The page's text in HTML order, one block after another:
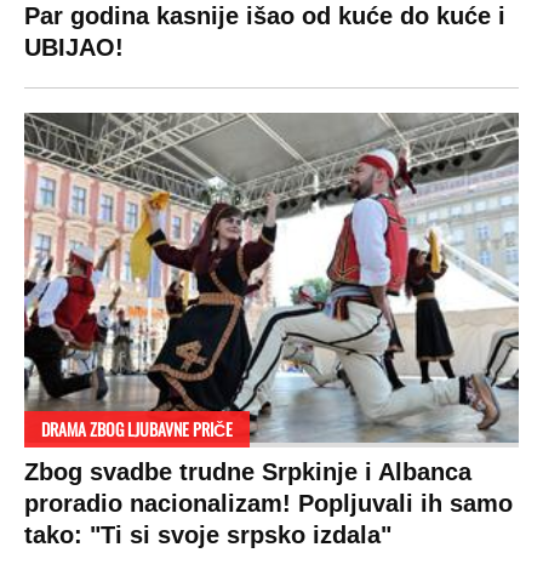
Par godina kasnije išao od kuće do kuće i
UBIJAO!
DRAMA ZBOG LJUBAVNE PRIČE
Zbog svadbe trudne Srpkinje i Albanca
proradio nacionalizam! Popljuvali ih samo
tako: "Ti si svoje srpsko izdala"